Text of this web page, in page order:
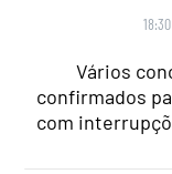
Vários
confirmados
com